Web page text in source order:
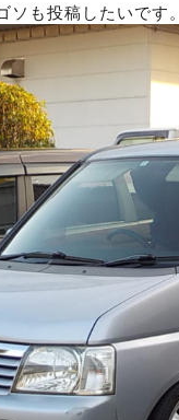
も投稿したいです。